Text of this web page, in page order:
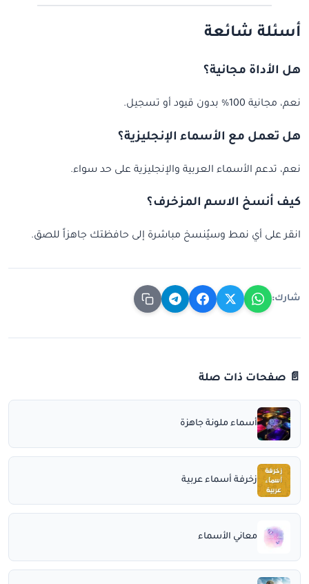
أسئلة شائعة
هل الأداة مجانية؟
نعم، مجانية 100% بدون قيود أو تسجيل.
هل تعمل مع الأسماء الإنجليزية؟
نعم، تدعم الأسماء العربية والإنجليزية على حد سواء.
كيف أنسخ الاسم المزخرف؟
انقر على أي نمط وسيُنسخ مباشرة إلى حافظتك جاهزاً للصق.
شارك:
📄 صفحات ذات صلة
أسماء ملونة جاهزة
زخرفة أسماء عربية
معاني الأسماء